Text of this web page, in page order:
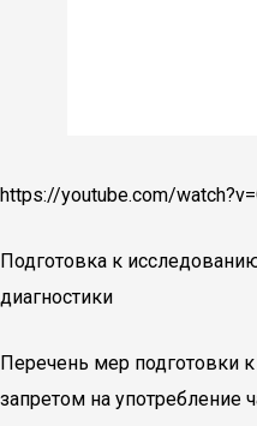
https://youtube.com/
Подготовка к
диагностики
Перечень мер подготовки к
запретом на употребление